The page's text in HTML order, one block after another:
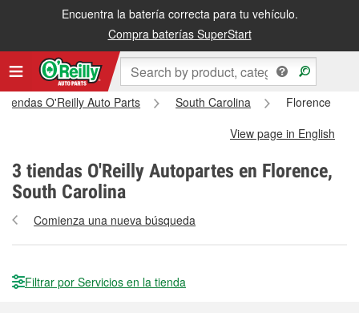
Encuentra la batería correcta para tu vehículo.
Compra baterías SuperStart
tiendas O'Reilly Auto Parts South Carolina
Florence
View page in English
3 tiendas O'Reilly Autopartes en Florence,
South Carolina
Comienza una nueva búsqueda
Filtrar por Servicios en la tienda